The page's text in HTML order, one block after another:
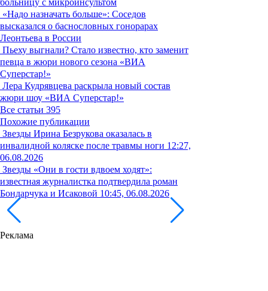
больницу с микроинсультом
«Надо назначать больше»: Соседов
высказался о баснословных гонорарах
Леонтьева в России
Пьеху выгнали? Стало известно, кто заменит
певца в жюри нового сезона «ВИА
Суперстар!»
Лера Кудрявцева раскрыла новый состав
жюри шоу «ВИА Суперстар!»
Все статьи 395
Похожие публикации
Звезды Ирина Безрукова оказалась в
инвалидной коляске после травмы ноги 12:27,
06.08.2026
Звезды «Они в гости вдвоем ходят»:
известная журналистка подтвердила роман
Бондарчука и Исаковой 10:45, 06.08.2026
Реклама